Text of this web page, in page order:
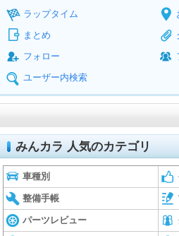
ラップタイム
まとめ
フォロー
ユーザー内検索
みんカラ 人気のカテゴリ
車種別
整備手帳
パーツレビュー